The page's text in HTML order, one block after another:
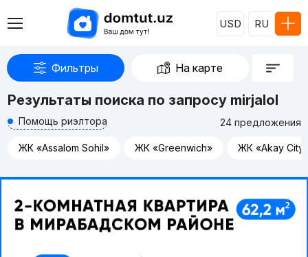
USD RU
Фильтры На карте
Результаты поиска по запросу mirjalol
24 предложения
Помощь риэлтора
ЖК «Assalom Sohil» ЖК «Greenwich» ЖК «Akay